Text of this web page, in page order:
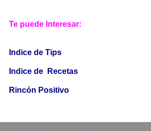
Te puede Interesar:
Indice de Tips
Indice de Recetas
Rincón Positivo